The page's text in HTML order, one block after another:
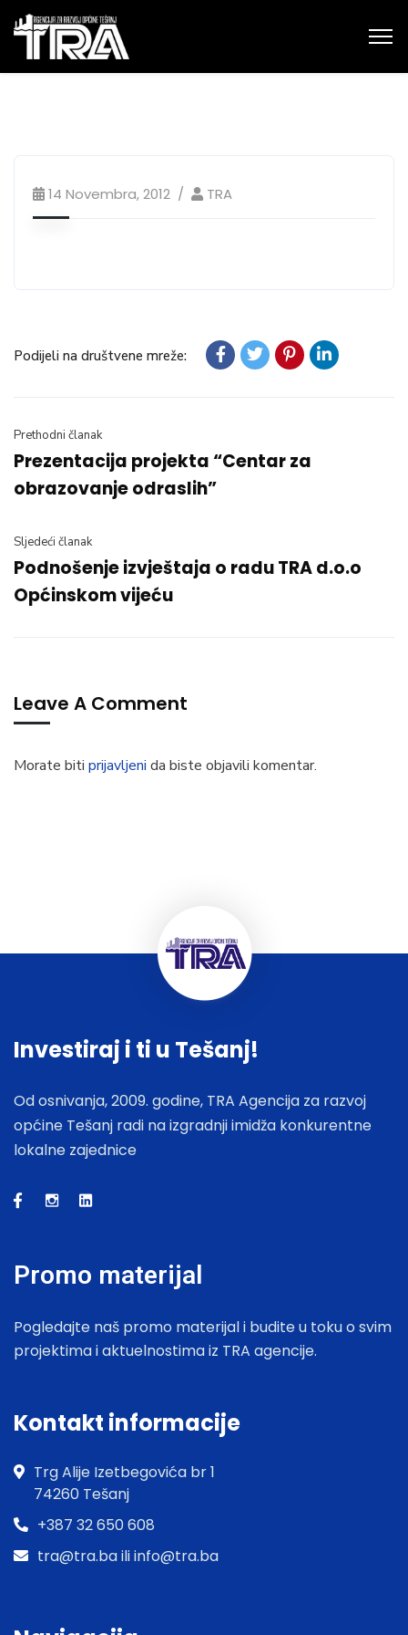
14 Novembra, 2012 TRA
Podijeli na društvene mreže:
Prethodni članak
Prezentacija projekta “Centar za
obrazovanje odraslih”
Sljedeći članak
Podnošenje izvještaja o radu TRA d.o.o
Općinskom vijeću
Leave A Comment
Morate biti prijavljeni da biste objavili komentar.
Investiraj i ti u Tešanj!
Od osnivanja, 2009. godine, TRA Agencija za razvoj
općine Tešanj radi na izgradnji imidža konkurentne
lokalne zajednice
Promo materijal
Pogledajte naš promo materijal i budite u toku o svim
projektima i aktuelnostima iz TRA agencije.
Kontakt informacije
Trg Alije Izetbegovića br 1
74260 Tešanj
+387 32 650 608
tra@tra.ba ili info@tra.ba